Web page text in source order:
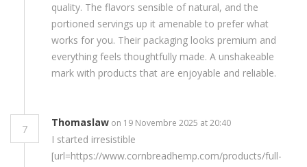
quality. The flavors sensible of natural, and the
portioned servings up it amenable to prefer what
works for you. Their packaging looks premium and
everything feels thoughtfully made. A unshakeable
mark with products that are enjoyable and reliable.
7
Thomaslaw on 19 Novembre 2025 at 20:40
I started irresistible
[url=https://www.cornbreadhemp.com/products/full-